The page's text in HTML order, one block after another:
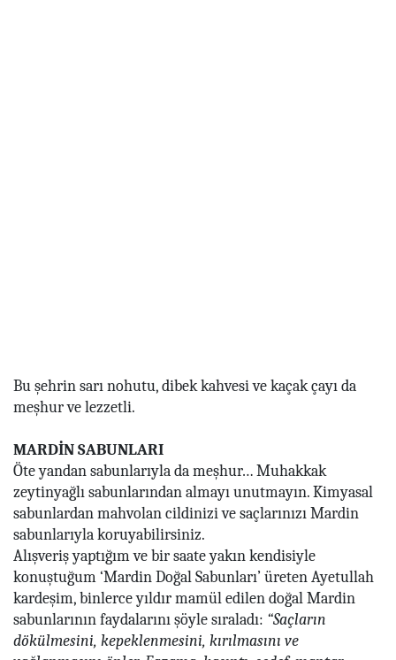
Bu şehrin sarı nohutu, dibek kahvesi ve kaçak çayı da
meşhur ve lezzetli.
MARDİN SABUNLARI
Öte yandan sabunlarıyla da meşhur… Muhakkak
zeytinyağlı sabunlarından almayı unutmayın. Kimyasal
sabunlardan mahvolan cildinizi ve saçlarınızı Mardin
sabunlarıyla koruyabilirsiniz.
Alışveriş yaptığım ve bir saate yakın kendisiyle
konuştuğum ‘Mardin Doğal Sabunları’ üreten Ayetullah
kardeşim, binlerce yıldır mamül edilen doğal Mardin
sabunlarının faydalarını şöyle sıraladı: “Saçların
dökülmesini, kepeklenmesini, kırılmasını ve